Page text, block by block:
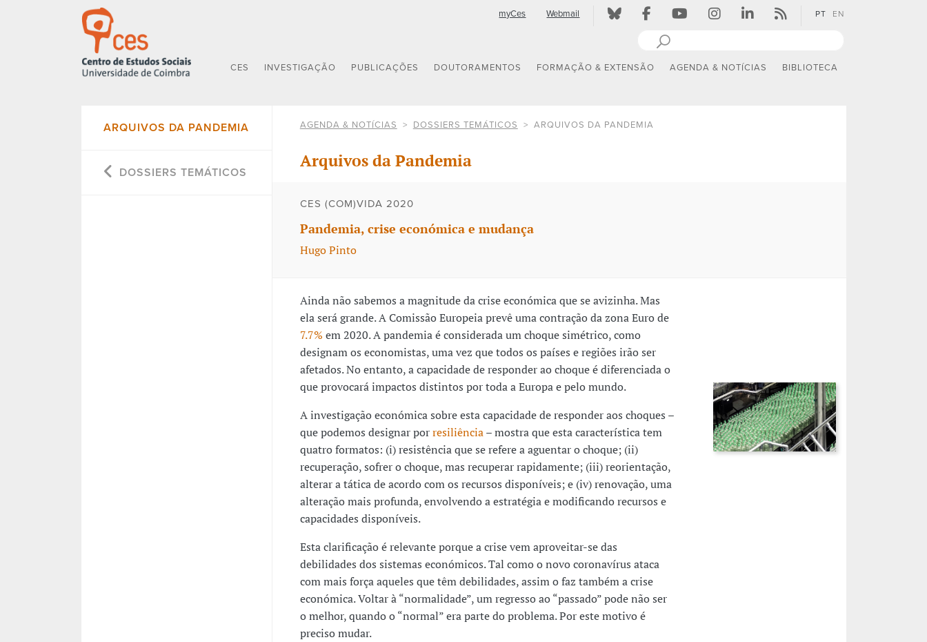
myCes Webmail PT EN
CES INVESTIGAÇÃO PUBLICAÇÕES DOUTORAMENTOS FORMAÇÃO & EXTENSÃO AGENDA & NOTÍCIAS BIBLIOTECA
ARQUIVOS DA PANDEMIA
DOSSIERS TEMÁTICOS
AGENDA & NOTÍCIAS DOSSIERS TEMÁTICOS ARQUIVOS DA PANDEMIA
Arquivos da Pandemia
CES (COM)VIDA 2020
Pandemia, crise económica e mudança
Hugo Pinto
Ainda não sabemos a magnitude da crise económica que se avizinha. Mas
ela será grande. A Comissão Europeia prevê uma contração da zona Euro de
7.7% em 2020. A pandemia é considerada um choque simétrico, como
designam os economistas, uma vez que todos os países e regiões irão ser
afetados. No entanto, a capacidade de responder ao choque é diferenciada o
que provocará impactos distintos por toda a Europa e pelo mundo.
A investigação económica sobre esta capacidade de responder aos choques –
que podemos designar porresiliência– mostra que esta característica tem
quatro formatos: (i) resistência que se refere a aguentar o choque; (ii)
recuperação, sofrer o choque, mas recuperar rapidamente; (iii) reorientação,
alterar a tática de acordo com os recursos disponíveis; e (iv) renovação, uma
alteração mais profunda, envolvendo a estratégia e modificando recursos e
capacidades disponíveis.
Esta clarificação é relevante porque a crise vem aproveitar-se das
debilidades dos sistemas económicos. Tal como o novo coronavírus ataca
com mais força aqueles que têm debilidades, assim o faz também a crise
económica. Voltar à “normalidade”, um regresso ao “passado” pode não ser
o melhor, quando o “normal” era parte do problema. Por este motivo é
preciso mudar.